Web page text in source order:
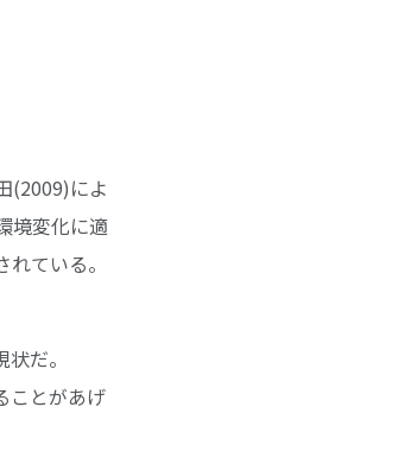
(2009)によ
境変化に適
ている。
だ。
ことがあげ